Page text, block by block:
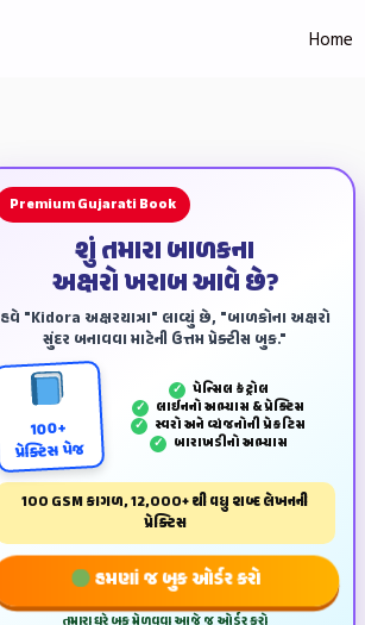
Home
Premium Gujarati Book
શું તમારા બાળકના
અક્ષરો ખરાબ આવે છે?
હવે "Kidora અક્ષરયાત્રા" લાવ્યું છે, "બાળકોના અક્ષરો
સુંદર બનાવવા માટેની ઉત્તમ પ્રેક્ટીસ બુક."
100+
પ્રેક્ટિસ પેજ
✓ પેન્‍સિલ કંટ્રોલ
✓ લાઈનનો અભ્યાસ & પ્રેક્ટિસ
✓ સ્વરો અને વ્યંજનોની પ્રેકટિસ
✓ બારાખડીનો અભ્યાસ
100 GSM કાગળ, 12,000+ થી વધુ શબ્દ લેખનની
પ્રેક્ટિસ
હમણાં જ બુક ઓર્ડર કરો